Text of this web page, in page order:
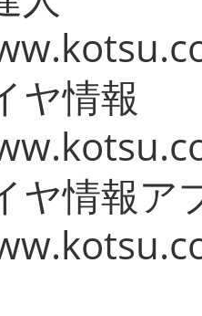
ヤ情報
ヤ情報ア